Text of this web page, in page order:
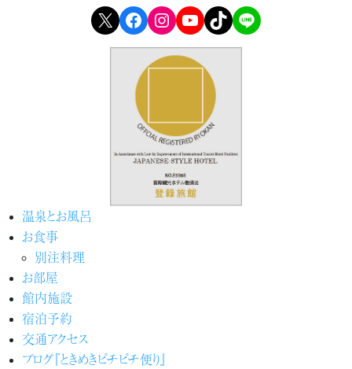
X Facebook Instagram YouTube TikTok LINE
温泉とお風呂
お食事
別注料理
お部屋
館内施設
宿泊予約
交通アクセス
ブログ『ときめきピチピチ便り』